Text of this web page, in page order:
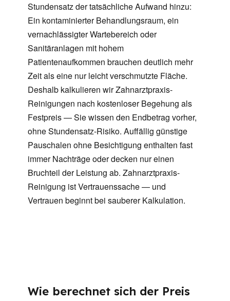
Stundensatz der tatsächliche Aufwand hinzu:
Ein kontaminierter Behandlungsraum, ein
vernachlässigter Wartebereich oder
Sanitäranlagen mit hohem
Patientenaufkommen brauchen deutlich mehr
Zeit als eine nur leicht verschmutzte Fläche.
Deshalb kalkulieren wir Zahnarztpraxis-
Reinigungen nach kostenloser Begehung als
Festpreis — Sie wissen den Endbetrag vorher,
ohne Stundensatz-Risiko. Auffällig günstige
Pauschalen ohne Besichtigung enthalten fast
immer Nachträge oder decken nur einen
Bruchteil der Leistung ab. Zahnarztpraxis-
Reinigung ist Vertrauenssache — und
Vertrauen beginnt bei sauberer Kalkulation.
Wie berechnet sich der Preis